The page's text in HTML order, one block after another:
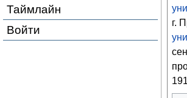
Таймлайн
Войти
г.